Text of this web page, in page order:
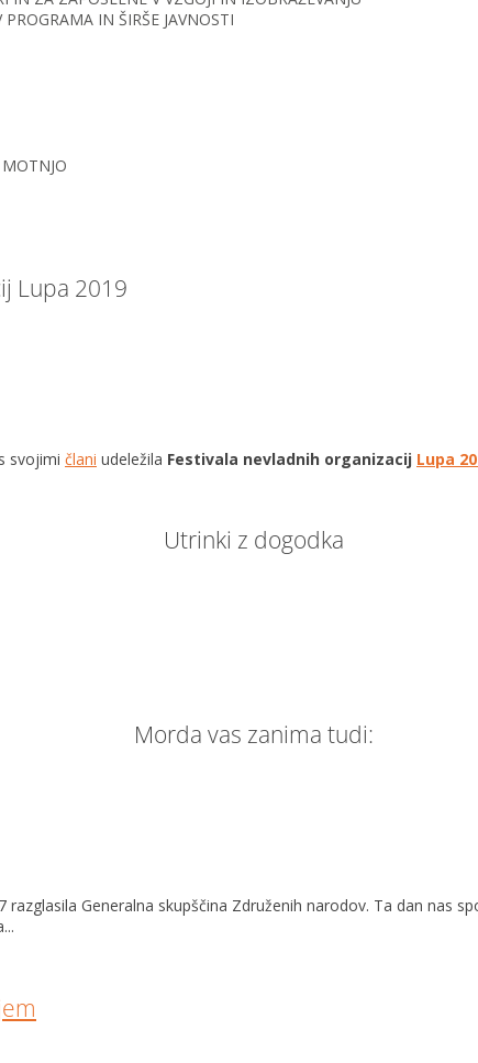
IN ŠIRŠE JAVNOSTI
Lupa 2019
s svojimi člani udeležila Festivala nevladnih organizacij Lupa
Utrinki z dogodka
Morda vas zanima tudi:
Generalna skupščina Združenih narodov. Ta dan nas